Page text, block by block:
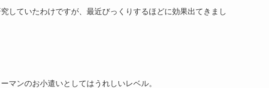
していたわけですが、最近びっくりするほどに効果出てきまし
マンのお小遣いとしてはうれしいレベル。